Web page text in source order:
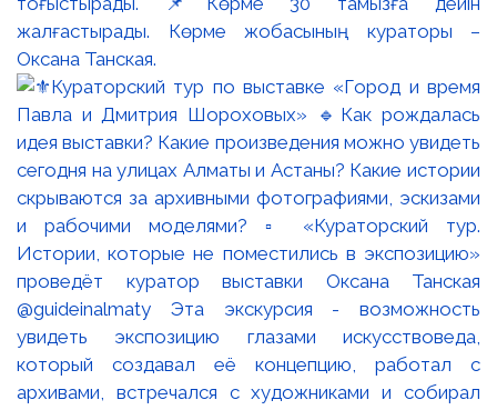
жалғастырады. Көрме жобасының кураторы –
Оксана Танская.